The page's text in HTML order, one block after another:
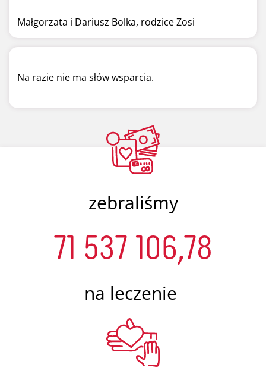
Małgorzata i Dariusz Bolka, rodzice Zosi
Na razie nie ma słów wsparcia.
zebraliśmy
71 537 106,78
na leczenie